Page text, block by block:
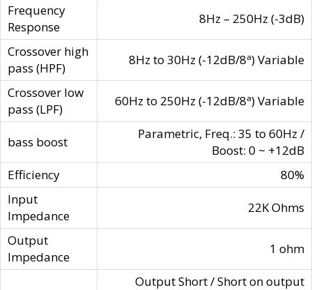
Frequency
Response
8Hz – 250Hz (-3dB)
Crossover high
pass (HPF)
8Hz to 30Hz (-12dB/8ª) Variable
Crossover low
pass (LPF)
60Hz to 250Hz (-12dB/8ª) Variable
bass boost
Parametric, Freq.: 35 to 60Hz /
Boost: 0 ~ +12dB
Efficiency
80%
Input
Impedance
22K Ohms
Output
Impedance
1 ohm
Output Short / Short on output